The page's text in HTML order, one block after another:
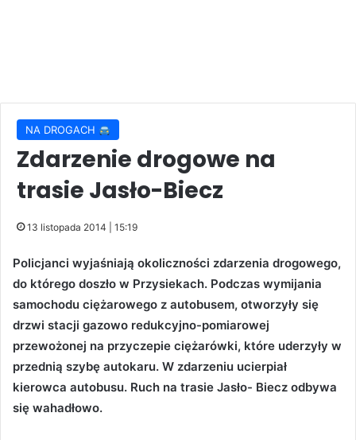
NA DROGACH
Zdarzenie drogowe na
trasie Jasło-Biecz
13 listopada 2014 | 15:19
Policjanci wyjaśniają okoliczności zdarzenia drogowego,
do którego doszło w Przysiekach. Podczas wymijania
samochodu ciężarowego z autobusem, otworzyły się
drzwi stacji gazowo redukcyjno-pomiarowej
przewożonej na przyczepie ciężarówki, które uderzyły w
przednią szybę autokaru. W zdarzeniu ucierpiał
kierowca autobusu. Ruch na trasie Jasło- Biecz odbywa
się wahadłowo.